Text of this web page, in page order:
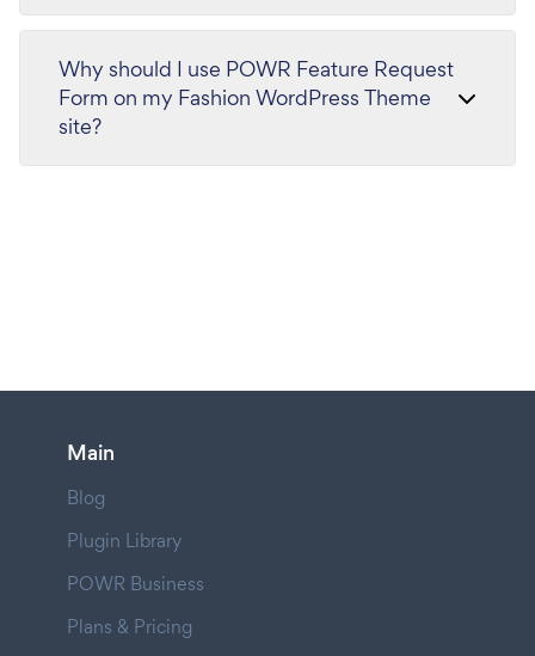
Why should I use POWR Feature Request
Form on my Fashion WordPress Theme
site?
Main
Blog
Plugin Library
POWR Business
Plans & Pricing